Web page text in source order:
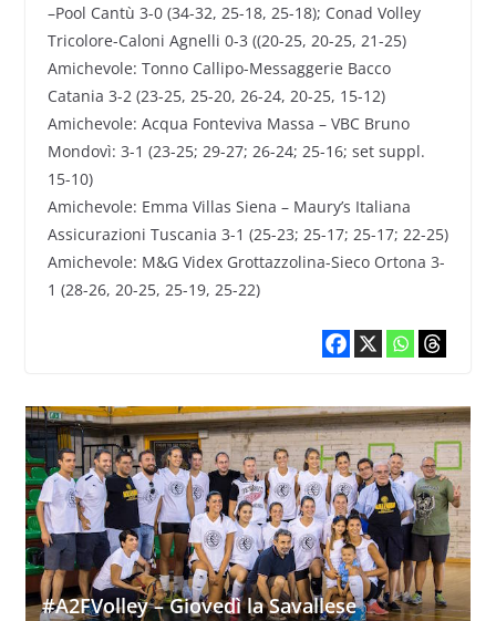
–Pool Cantù 3-0 (34-32, 25-18, 25-18); Conad Volley
Tricolore-Caloni Agnelli 0-3 ((20-25, 20-25, 21-25)
Amichevole: Tonno Callipo-Messaggerie Bacco
Catania 3-2 (23-25, 25-20, 26-24, 20-25, 15-12)
Amichevole: Acqua Fonteviva Massa – VBC Bruno
Mondovì: 3-1 (23-25; 29-27; 26-24; 25-16; set suppl.
15-10)
Amichevole: Emma Villas Siena – Maury’s Italiana
Assicurazioni Tuscania 3-1 (25-23; 25-17; 25-17; 22-25)
Amichevole: M&G Videx Grottazzolina-Sieco Ortona 3-
1 (28-26, 20-25, 25-19, 25-22)
#A2FVolley – Giovedì la Savallese